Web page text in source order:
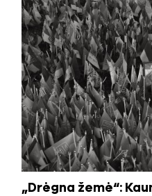
„Drėgna žemė“: